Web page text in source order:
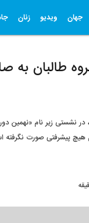
جهان ویدیو زنان
گروه طالبان
که روز جمعه (23 عقرب)، در
صورت نگرفته